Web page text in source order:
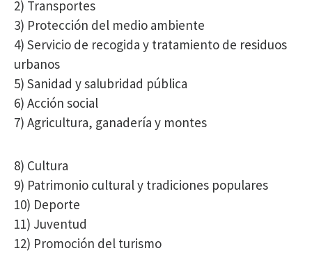
2) Transportes
3) Protección del medio ambiente
4) Servicio de recogida y tratamiento de residuos
urbanos
5) Sanidad y salubridad pública
6) Acción social
7) Agricultura, ganadería y montes
8) Cultura
9) Patrimonio cultural y tradiciones populares
10) Deporte
11) Juventud
12) Promoción del turismo